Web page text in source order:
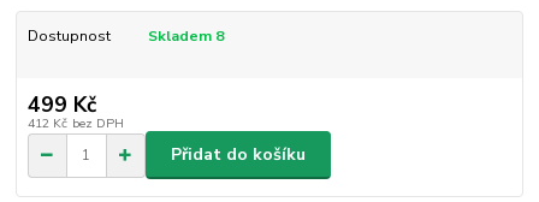
Dostupnost Skladem 8
499 Kč
412 Kč bez DPH
Přidat do košíku